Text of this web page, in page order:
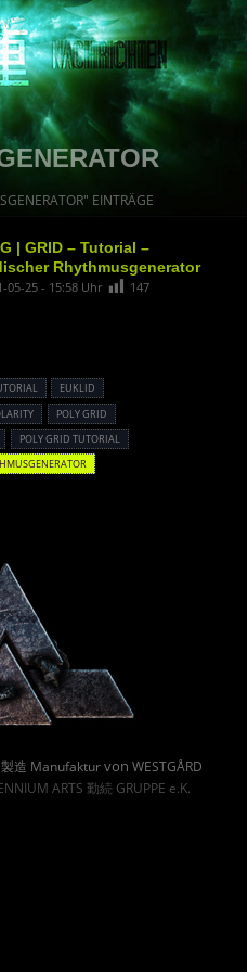
EINTRÄGE
| GRID – Tutorial –
Rhythmusgenerator
05-25 - 15:58 Uhr 147
EUKLID
POLY GRID
POLY GRID TUTORIAL
造 Manufakturvon WESTGÅRD
ARTS 勤続 GRUPPE e.K.
By :